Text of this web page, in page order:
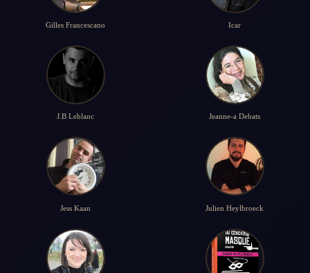
Gilles Francescano Icar
J.B Leblanc Jeanne-a Debats
Jess Kaan Julien Heylbroeck